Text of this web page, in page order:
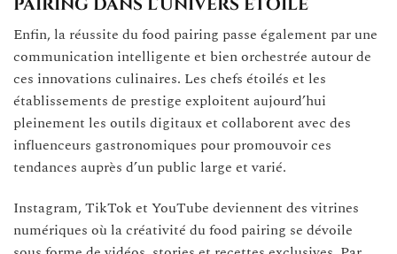
pairing dans l’univers étoilé
Enfin, la réussite du food pairing passe également par une
communication intelligente et bien orchestrée autour de
ces innovations culinaires. Les chefs étoilés et les
établissements de prestige exploitent aujourd’hui
pleinement les outils digitaux et collaborent avec des
influenceurs gastronomiques pour promouvoir ces
tendances auprès d’un public large et varié.
Instagram, TikTok et YouTube deviennent des vitrines
numériques où la créativité du food pairing se dévoile